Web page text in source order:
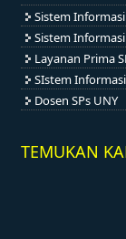
Sistem
Sistem
Layanan Prima
SIstem
Dosen SPs UNY
TEMUKAN